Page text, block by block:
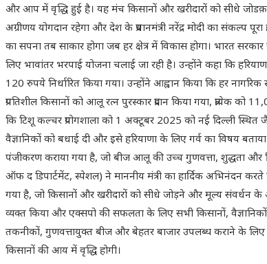
और आप में वृद्धि हुई है। यह मंच किसानों और खरीदारों को सीधे
अग्रीणय योगदान रहेगा और देश के प्रधानमंत्री नरेंद्र मोदी का
का सपना तब साकार होगा जब हर क्षेत्र में विकास होगा। भारत
लिए भावांतर भरपाई योजना चलाई जा रही है। उन्होंने कहा कि
120 रुपये निर्धारित किया गया। उन्होंने आह्वान किया कि हर
प्रगतिशील किसानों को आलू रत्न पुरस्कार प्रदान किया गया, प्रत्येक
कि टिशू कल्चर प्रयोगशाला को 1 अक्टूबर 2025 को नई दिल्ली स्थित जैव
वैज्ञानिकों को बधाई दी और इसे हरियाणा के लिए गर्व का विषय
पंजीकरण कराया गया है, जो बीज आलू की उच्च गुणवत्ता, शुद्धता और
ऑफ द डिपार्टमेंट, स्पेशल) ने माननीय मंत्री का हार्दिक अभिनंदन
गया है, जो किसानों और खरीदारों को सीधे जोड़ने और मूल्य संवर्धन के
व्यक्त किया और एक्सपो की सफलता के लिए सभी किसानों,
तकनीकों, गुणवत्तायुक्त बीज और बेहतर बाजार उपलब्ध कराने के लिए
किसानों की आय में वृद्धि होगी।